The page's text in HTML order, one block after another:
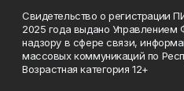
Свидетельство о регистрации
2025 года выдано
надзору в сфере связи,
массовых коммуникаций по
Возрастная категория 12+